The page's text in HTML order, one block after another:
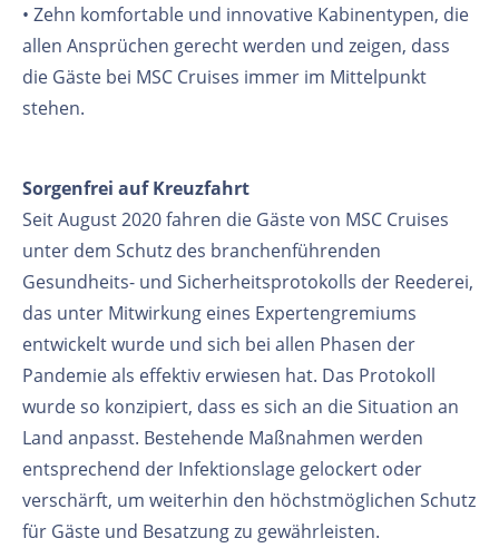
• Zehn komfortable und innovative Kabinentypen, die
allen Ansprüchen gerecht werden und zeigen, dass
die Gäste bei MSC Cruises immer im Mittelpunkt
stehen.
Sorgenfrei auf Kreuzfahrt
Seit August 2020 fahren die Gäste von MSC Cruises
unter dem Schutz des branchenführenden
Gesundheits- und Sicherheitsprotokolls der Reederei,
das unter Mitwirkung eines Expertengremiums
entwickelt wurde und sich bei allen Phasen der
Pandemie als effektiv erwiesen hat. Das Protokoll
wurde so konzipiert, dass es sich an die Situation an
Land anpasst. Bestehende Maßnahmen werden
entsprechend der Infektionslage gelockert oder
verschärft, um weiterhin den höchstmöglichen Schutz
für Gäste und Besatzung zu gewährleisten.